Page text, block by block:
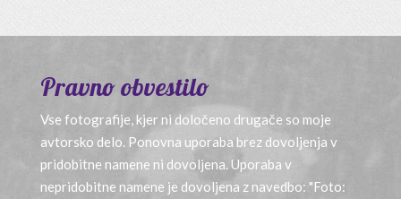
Pravno obvestilo
Vse fotografije, kjer ni določeno drugače so moje
avtorsko delo. Ponovna uporaba brez dovoljenja v
pridobitne namene ni dovoljena. Uporaba v
nepridobitne namene je dovoljena z navedbo: "Foto: